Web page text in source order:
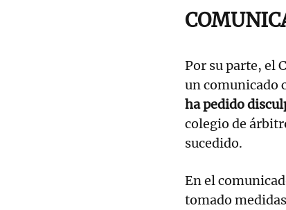
Por su parte, el
un comunicado
ha pedido
colegio de
sucedido.
En el
tomado